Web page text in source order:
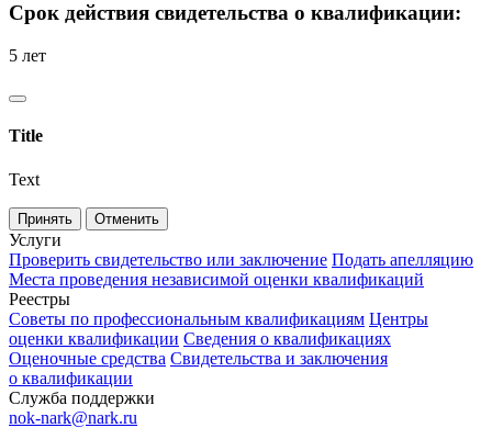
Срок действия свидетельства о квалификации:
5 лет
Title
Text
Принять Отменить
Услуги
Проверить свидетельство или заключение Подать апелляцию
Места проведения независимой оценки квалификаций
Реестры
Советы по профессиональным квалификациям Центры
оценки квалификации Сведения о квалификациях
Оценочные средства Свидетельства и заключения
о квалификации
Служба поддержки
nok-nark@nark.ru